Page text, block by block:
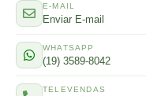
E-MAIL
Enviar E-mail
WHATSAPP
(19) 3589-8042
TELEVENDAS